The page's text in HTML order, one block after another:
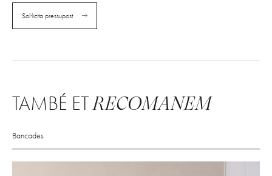
Sol·licita pressupost
TAMBÉ ETRECOMANEM
Bancades